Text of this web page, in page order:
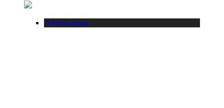
Публикации